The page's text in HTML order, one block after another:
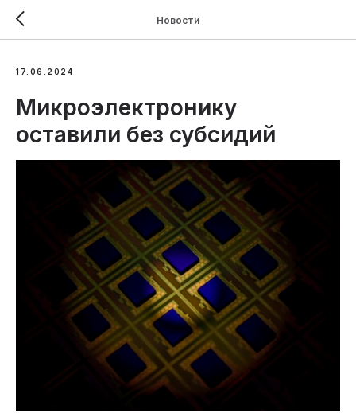
Новости
17.06.2024
Микроэлектронику
оставили без субсидий